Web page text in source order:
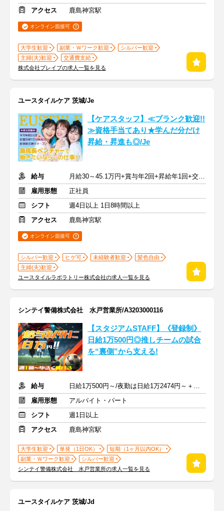
アクセス
鹿島神宮駅
オンライン面接可
大学生歓迎 副業・Ｗワーク歓迎
シルバー歓迎
主婦(夫)歓迎
交通費支給
株式会社ブレイブの求人一覧を見る
ユースタイルケア 茨城/Je
【ケアスタッフ】≪ブランク歓迎!!
≫資格手当てあり★学んだ分だけ
昇給・昇進も◎/Je
給与
月給30～45.1万円+賞与年2回+昇給年1回+交通費全額
雇用形態
正社員
シフト
週4日以上 1日8時間以上
アクセス
鹿島神宮駅
オンライン面接可
シルバー歓迎 ヒゲ可 未経験者歓迎
髪色自由
主婦(夫)歓迎
ユースタイルラボラトリー株式会社の求人一覧を見る
シンテイ警備株式会社 水戸営業所/A3203000116
【スタジアムSTAFF】《登録制》
日給1万500円◎推しチームの試合
を“裏側”から支える!
給与
日給1万500円～/夜勤は日給1万2474円～＋交通費※各種手当含む
雇用形態
アルバイト・パート
シフト
週1日以上
アクセス
鹿島神宮駅
大学生歓迎 単発（1日OK）
短期（1ヶ月以内OK）
副業・Ｗワーク歓迎
シルバー歓迎
シンテイ警備株式会社 水戸営業所の求人一覧を見る
ユースタイルケア 茨城/Jd